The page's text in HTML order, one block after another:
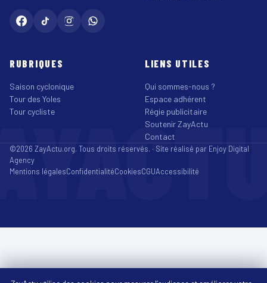
RUBRIQUES
Saison cyclonique
Tour des Yoles
Tour cycliste
LIENS UTILES
Qui sommes-nous ?
Espace adhérent
Régie publicitaire
Soutenir ZayActu
Contact
©2026 ZayActu.org. Tous droits réservés. · Site réalisé par Enjoy Digital
Agency
Mentions légalesConfidentialitéCookiesCGUAccessibilité